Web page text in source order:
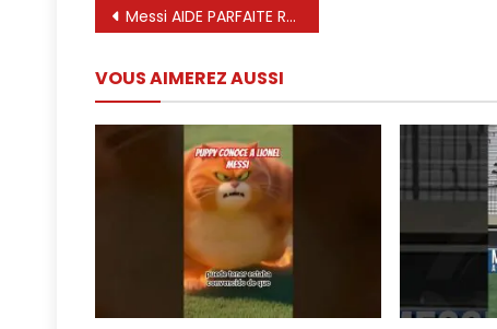
De
But
Navigation
l’article
Messi AIDE PARFAITE Rodrigo De Paul BUT POUR PRENDRE L’ESPRIT ! | Coupe Audi MLS 2025
VOUS AIMEREZ AUSSI